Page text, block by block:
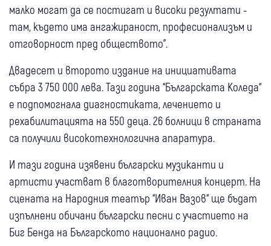
малко могат да се постигат и високи резултати -
там, където има ангажираност, професионализъм и
отговорност пред обществото".
Двадесет и второто издание на инициативата
събра 3 750 000 лева. Тази година “Българската Коледа“
е подпомогнала диагностиката, лечението и
рехабилитацията на 550 деца. 26 болници в страната
са получили високотехнологична апаратура.
И тази година изявени български музиканти и
артисти участват в благотворителния концерт. На
сцената на Народния театър “Иван Вазов“ ще бъдат
изпълнени обичани български песни с участието на
Биг Бенда на Българското национално радио.